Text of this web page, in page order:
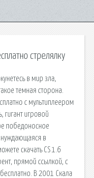
стрелялку
в мир зла,
темная сторона.
с мультиплеером
гигант игровой
победоносное
нуждающаяся в
скачать CS 1.6
прямой ссылкой, с
В 2001 Скала